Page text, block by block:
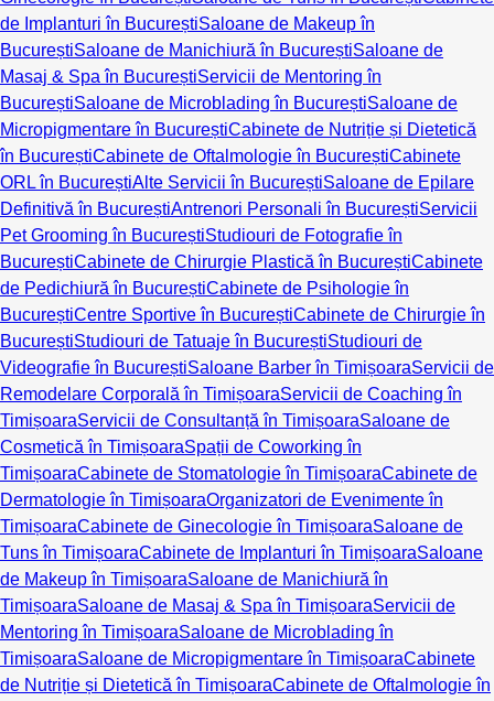
de Implanturi în BucureștiSaloane de Makeup în
BucureștiSaloane de Manichiură în BucureștiSaloane de
Masaj & Spa în BucureștiServicii de Mentoring în
BucureștiSaloane de Microblading în BucureștiSaloane de
Micropigmentare în BucureștiCabinete de Nutriție și Dietetică
în BucureștiCabinete de Oftalmologie în BucureștiCabinete
ORL în BucureștiAlte Servicii în BucureștiSaloane de Epilare
Definitivă în BucureștiAntrenori Personali în BucureștiServicii
Pet Grooming în BucureștiStudiouri de Fotografie în
BucureștiCabinete de Chirurgie Plastică în BucureștiCabinete
de Pedichiură în BucureștiCabinete de Psihologie în
BucureștiCentre Sportive în BucureștiCabinete de Chirurgie în
BucureștiStudiouri de Tatuaje în BucureștiStudiouri de
Videografie în BucureștiSaloane Barber în TimișoaraServicii de
Remodelare Corporală în TimișoaraServicii de Coaching în
TimișoaraServicii de Consultanță în TimișoaraSaloane de
Cosmetică în TimișoaraSpații de Coworking în
TimișoaraCabinete de Stomatologie în TimișoaraCabinete de
Dermatologie în TimișoaraOrganizatori de Evenimente în
TimișoaraCabinete de Ginecologie în TimișoaraSaloane de
Tuns în TimișoaraCabinete de Implanturi în TimișoaraSaloane
de Makeup în TimișoaraSaloane de Manichiură în
TimișoaraSaloane de Masaj & Spa în TimișoaraServicii de
Mentoring în TimișoaraSaloane de Microblading în
TimișoaraSaloane de Micropigmentare în TimișoaraCabinete
de Nutriție și Dietetică în TimișoaraCabinete de Oftalmologie în